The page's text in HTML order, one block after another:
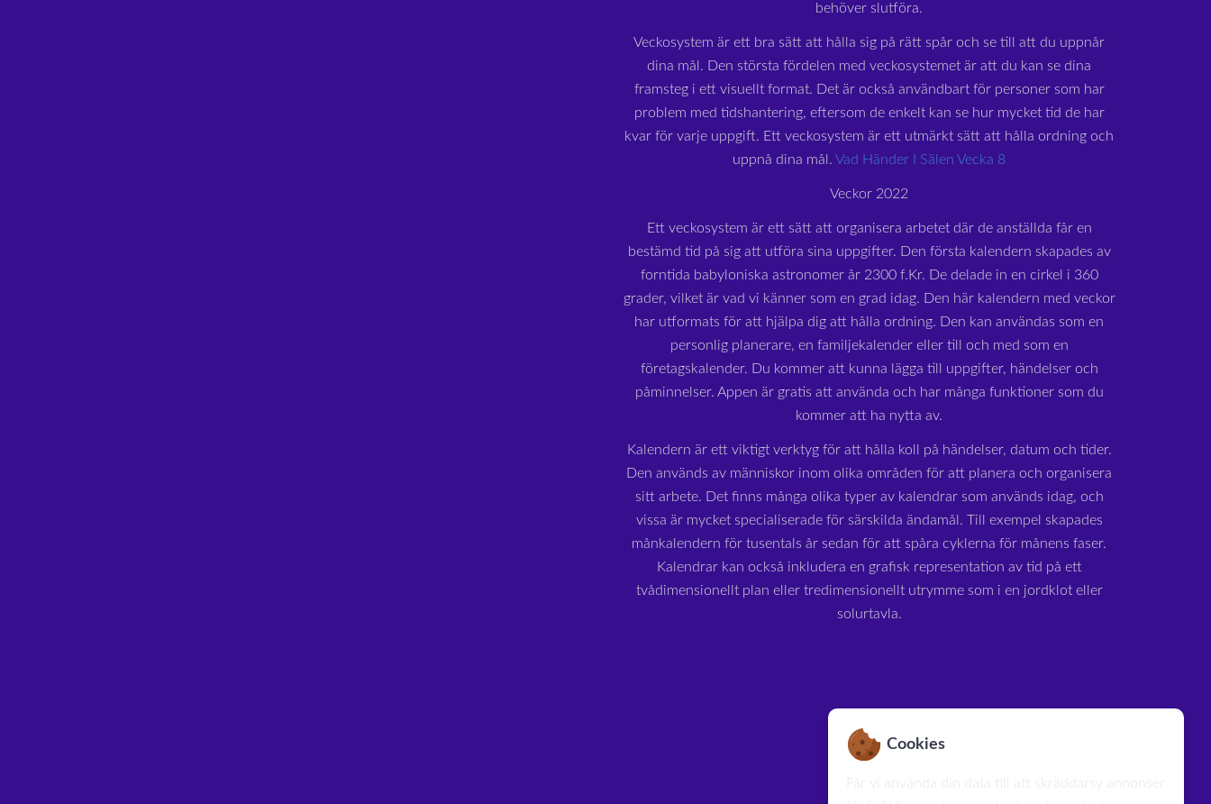
behöver slutföra.
Veckosystem är ett bra sätt att hålla sig på rätt spår och se till att du uppnår
dina mål. Den största fördelen med veckosystemet är att du kan se dina
framsteg i ett visuellt format. Det är också användbart för personer som har
problem med tidshantering, eftersom de enkelt kan se hur mycket tid de har
kvar för varje uppgift. Ett veckosystem är ett utmärkt sätt att hålla ordning och
uppnå dina mål. Vad Händer I Sälen Vecka 8
Veckor 2022
Ett veckosystem är ett sätt att organisera arbetet där de anställda får en
bestämd tid på sig att utföra sina uppgifter. Den första kalendern skapades av
forntida babyloniska astronomer år 2300 f.Kr. De delade in en cirkel i 360
grader, vilket är vad vi känner som en grad idag. Den här kalendern med veckor
har utformats för att hjälpa dig att hålla ordning. Den kan användas som en
personlig planerare, en familjekalender eller till och med som en
företagskalender. Du kommer att kunna lägga till uppgifter, händelser och
påminnelser. Appen är gratis att använda och har många funktioner som du
kommer att ha nytta av.
Kalendern är ett viktigt verktyg för att hålla koll på händelser, datum och tider.
Den används av människor inom olika områden för att planera och organisera
sitt arbete. Det finns många olika typer av kalendrar som används idag, och
vissa är mycket specialiserade för särskilda ändamål. Till exempel skapades
månkalendern för tusentals år sedan för att spåra cyklerna för månens faser.
Kalendrar kan också inkludera en grafisk representation av tid på ett
tvådimensionellt plan eller tredimensionellt utrymme som i en jordklot eller
solurtavla.
Cookies
Får vi använda din data till att skräddarsy annonser